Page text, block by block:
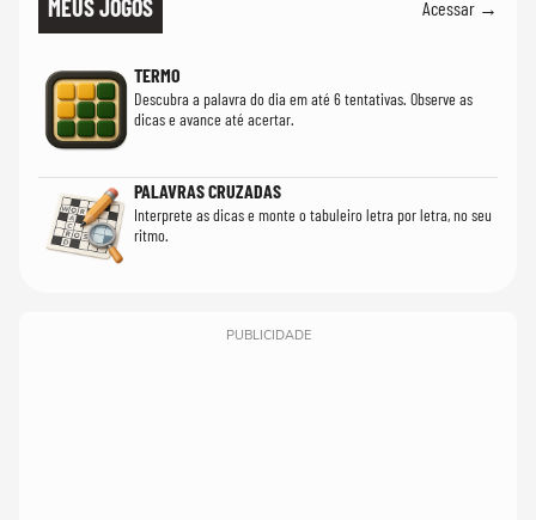
MEUS JOGOS Acessar →
TERMO
Descubra a palavra do dia em até 6 tentativas. Observe as
dicas e avance até acertar.
PALAVRAS CRUZADAS
Interprete as dicas e monte o tabuleiro letra por letra, no seu
ritmo.
PUBLICIDADE